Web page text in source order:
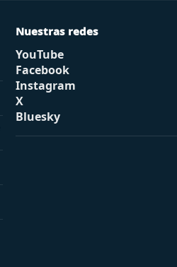
Nuestras redes
YouTube
Facebook
Instagram
X
Bluesky